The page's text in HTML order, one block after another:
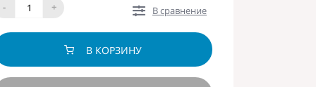
-
+
В сравнение
В КОРЗИНУ